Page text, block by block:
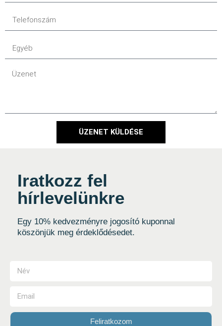
ÜZENET KÜLDÉSE
Iratkozz fel
hírlevelünkre
Egy 10% kedvezményre jogosító kuponnal
köszönjük meg érdeklődésedet.
Feliratkozom